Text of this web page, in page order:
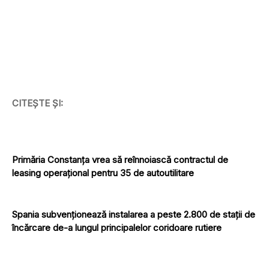
CITEȘTE ȘI:
Primăria Constanța vrea să reînnoiască contractul de
leasing operațional pentru 35 de autoutilitare
Spania subvenționează instalarea a peste 2.800 de stații de
încărcare de-a lungul principalelor coridoare rutiere